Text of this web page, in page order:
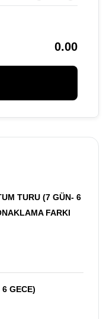
0.00
TURU (7 GÜN- 6
FARKI
GECE)